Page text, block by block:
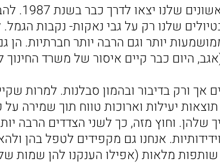
ונחזור אלינו-
שלנו רק על גבי נאקות- נקבות
יותר וגם הרבה יותר חברתיות. הן
היום כבר קיים איסור של משרד החינוך
אך ורק בדיבור ובהמון סבלנות. למרות
יעילות וארוכות טווח תוך שמירה
שלהן. וחוץ מזה, כך לשני הצדדים הרבה
אנחנו גם מקפידים לטפל בהן
מלאות (אפילו הענקנו להן שמות